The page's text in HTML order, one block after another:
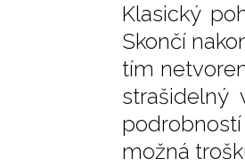
Klasický
Skončí
tím
strašidelný
možná